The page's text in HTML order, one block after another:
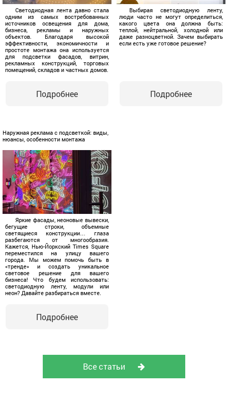
Светодиодная лента давно стала
одним из самых востребованных
источников освещения для дома,
бизнеса, рекламы и наружных
объектов. Благодаря высокой
эффективности, экономичности и
простоте монтажа она используется
для подсветки фасадов, витрин,
рекламных конструкций, торговых
помещений, складов и частных домов.
Подробнее
Выбирая светодиодную ленту,
люди часто не могут определиться,
какого цвета она должна быть:
теплой, нейтральной, холодной или
даже разноцветной. Зачем выбирать
если есть уже готовое решение?
Подробнее
Наружная реклама с подсветкой: виды,
нюансы, особенности монтажа
Яркие фасады, неоновые вывески,
бегущие строки, объемные
светящиеся конструкции… глаза
разбегаются от многообразия.
Кажется, Нью-Йоркский Times Square
переместился на улицу вашего
города. Мы можем помочь быть в
«тренде» и создать уникальное
световое решение для вашего
бизнеса! Что будем использовать:
светодиодную ленту, модули или
неон? Давайте разбираться вместе.
Подробнее
Все статьи